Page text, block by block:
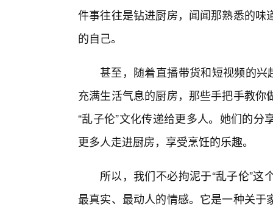
件事往往是钻进厨房，闻闻那熟悉的
的自己。
甚至，随着直播带货和短视频的兴
充满生活气息的厨房，那些手把手教
“乱子伦”文化传递给更多人。她们的
更多人走进厨房，享受烹饪的乐趣。
所以，我们不必拘泥于“乱子伦”
最真实、最动人的情感。它是一种关